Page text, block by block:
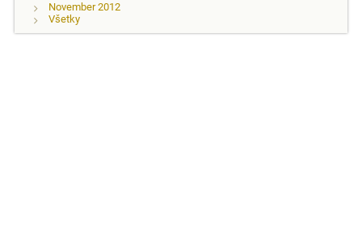
November 2012
Všetky